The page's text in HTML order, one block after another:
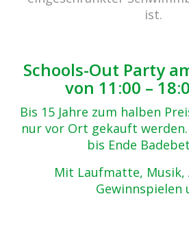
So wirkt das Solebad auf
Gefühl von
Auftrieb des Solewassers
Organismus gut.
Wirbelsäule werden
Senden verwenden wir
Wassertemperatur von
Natursole wirkt belebend:
Die Durchblutung wird
ist.
Schools-Out Party
von 11:00 –
Bis 15 Jahre zum halben
nur vor Ort gekauft
bis Ende
Mit Laufmatte, Musik,
Gewinnspielen